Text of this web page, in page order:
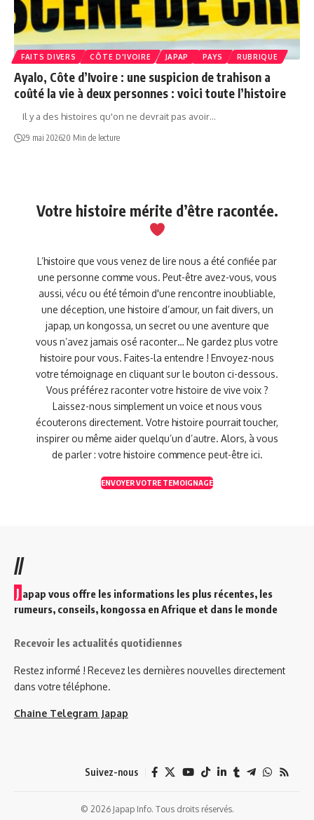
FAITS DIVERS CÔTE D'IVOIRE JAPAP PAYS RUBRIQUE
Ayalo, Côte d’Ivoire : une suspicion de trahison a
coûté la vie à deux personnes : voici toute l’histoire
Il y a des histoires qu'on ne devrait pas avoir…
29 mai 202620 Min de lecture
Votre histoire mérite d’être racontée.
L’histoire que vous venez de lire nous a été confiée par
une personne comme vous. Peut-être avez-vous, vous
aussi, vécu ou été témoin d'une rencontre inoubliable,
une déception, une histoire d’amour, un fait divers, un
japap, un kongossa, un secret ou une aventure que
vous n’avez jamais osé raconter… Ne gardez plus votre
histoire pour vous. Faites-la entendre ! Envoyez-nous
votre témoignage en cliquant sur le bouton ci-dessous.
Vous préférez raconter votre histoire de vive voix ?
Laissez-nous simplement un voice et nous vous
écouterons directement. Votre histoire pourrait toucher,
inspirer ou même aider quelqu’un d’autre. Alors, à vous
de parler : votre histoire commence peut-être ici.
ENVOYER VOTRE TEMOIGNAGE
//
J apap vous offre les informations les plus récentes, les
rumeurs, conseils, kongossa en Afrique et dans le monde
Recevoir les actualités quotidiennes
Restez informé ! Recevez les dernières nouvelles directement
dans votre téléphone.
Chaine Telegram Japap
Suivez-nous
© 2026 Japap Info. Tous droits réservés.